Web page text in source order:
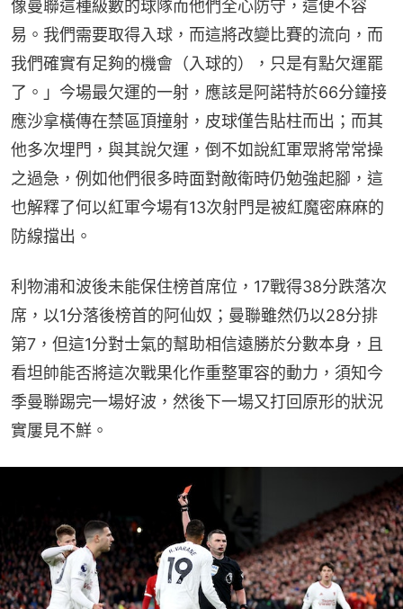
像曼聯這種級數的球隊而他們全心防守，這便不容
易。我們需要取得入球，而這將改變比賽的流向，而
我們確實有足夠的機會（入球的），只是有點欠運罷
了。」今場最欠運的一射，應該是阿諾特於66分鐘接
應沙拿橫傳在禁區頂撞射，皮球僅告貼柱而出；而其
他多次埋門，與其說欠運，倒不如說紅軍眾將常常操
之過急，例如他們很多時面對敵衛時仍勉強起腳，這
也解釋了何以紅軍今場有13次射門是被紅魔密麻麻的
防線擋出。
利物浦和波後未能保住榜首席位，17戰得38分跌落次
席，以1分落後榜首的阿仙奴；曼聯雖然仍以28分排
第7，但這1分對士氣的幫助相信遠勝於分數本身，且
看坦帥能否將這次戰果化作重整軍容的動力，須知今
季曼聯踢完一場好波，然後下一場又打回原形的狀況
實屢見不鮮。